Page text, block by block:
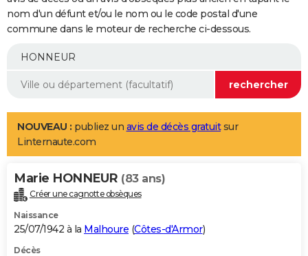
Retraite
Epargne
Immobilier
Risques naturels par ville
Banque
Assurance
AUTO
Essais
Réserver un essai
Citadines
Berlines
SUV
Forum auto
+
Mobiles
Meilleur smartphone
Internet
Ordinateurs
Jeux vidéo
Guide high-tech
Aménagement intérieur
LIFESTYLE
Art de vivre
Bien-être
Loisirs
Mode
Modes de vie
Alimentation
Guide de la santé
Maladies
Médicaments
Sommeil
VOYAGE
Destinations
City break
Voyage nature
Voyage de noces
Forum
Climat
+PHOTO
GUIDES D'ACHAT
nom d'un défunt et/ou le nom ou le code postal d'une
commune dans le moteur de recherche ci-dessous.
NOUVEAU : publiez un avis de décès gratuitsur
Linternaute.com
Marie HONNEUR (83 ans)
Créer une cagnotte obsèques
Naissance
25/07/1942 à la Malhoure (Côtes-d'Armor)
Décès